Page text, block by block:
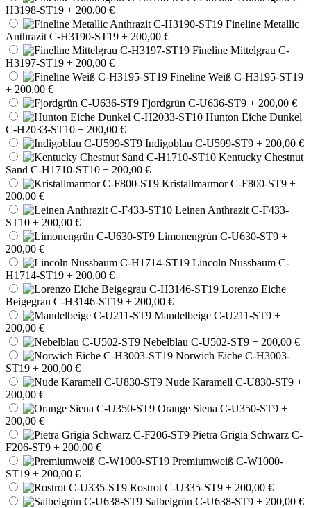
H3198-ST19 + 200,00 €
Fineline Metallic
Anthrazit C-H3190-ST19 + 200,00 €
Fineline Mittelgrau C-
H3197-ST19 + 200,00 €
Fineline Weiß C-H3195-ST19
+ 200,00 €
Fjordgrün C-U636-ST9 + 200,00 €
Hunton Eiche Dunkel
C-H2033-ST10 + 200,00 €
Indigoblau C-U599-ST9 + 200,00 €
Kentucky Chestnut
Sand C-H1710-ST10 + 200,00 €
Kristallmarmor C-F800-ST9 +
200,00 €
Leinen Anthrazit C-F433-
ST10 + 200,00 €
Limonengrün C-U630-ST9 +
200,00 €
Lincoln Nussbaum C-
H1714-ST19 + 200,00 €
Lorenzo Eiche
Beigegrau C-H3146-ST19 + 200,00 €
Mandelbeige C-U211-ST9 +
200,00 €
Nebelblau C-U502-ST9 + 200,00 €
Norwich Eiche C-H3003-
ST19 + 200,00 €
Nude Karamell C-U830-ST9 +
200,00 €
Orange Siena C-U350-ST9 +
200,00 €
Pietra Grigia Schwarz C-
F206-ST9 + 200,00 €
Premiumweiß C-W1000-
ST19 + 200,00 €
Rostrot C-U335-ST9 + 200,00 €
Salbeigrün C-U638-ST9 + 200,00 €